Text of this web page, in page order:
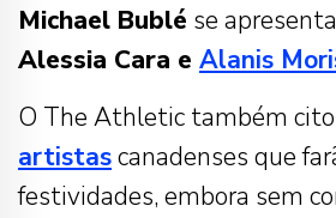
Michael Bublé se
Alessia Cara e Alanis
O The Athletic também
artistascanadenses que
festividades, embora sem